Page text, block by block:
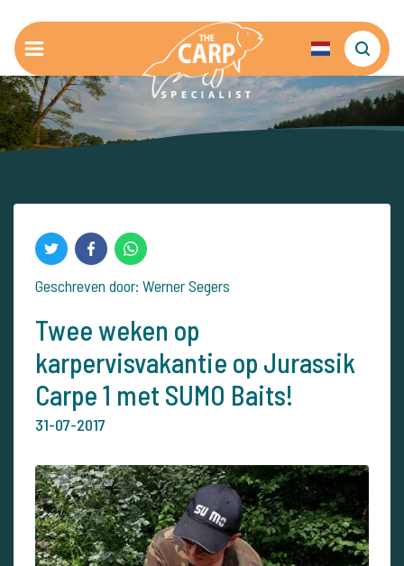
Geschreven door: Werner Segers
Twee weken op
karpervisvakantie op Jurassik
Carpe 1 met SUMO Baits!
31-07-2017